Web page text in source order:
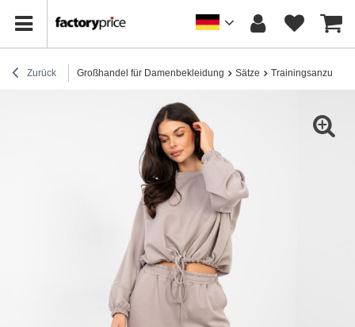
Zurück Großhandel für Damenbekleidung Sätze Trainingsanzug-